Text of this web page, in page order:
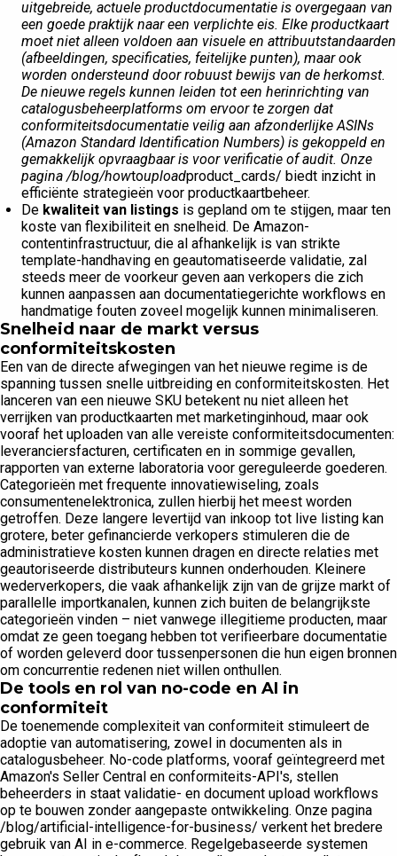
uitgebreide, actuele productdocumentatie is overgegaan van
een goede praktijk naar een verplichte eis. Elke productkaart
moet niet alleen voldoen aan visuele en attribuutstandaarden
(afbeeldingen, specificaties, feitelijke punten), maar ook
worden ondersteund door robuust bewijs van de herkomst.
De nieuwe regels kunnen leiden tot een herinrichting van
catalogusbeheerplatforms om ervoor te zorgen dat
conformiteitsdocumentatie veilig aan afzonderlijke ASINs
(Amazon Standard Identification Numbers) is gekoppeld en
gemakkelijk opvraagbaar is voor verificatie of audit. Onze
pagina /blog/howtouploadproduct_cards/ biedt inzicht in
efficiënte strategieën voor productkaartbeheer.
De kwaliteit van listings is gepland om te stijgen, maar ten
koste van flexibiliteit en snelheid. De Amazon-
contentinfrastructuur, die al afhankelijk is van strikte
template-handhaving en geautomatiseerde validatie, zal
steeds meer de voorkeur geven aan verkopers die zich
kunnen aanpassen aan documentatiegerichte workflows en
handmatige fouten zoveel mogelijk kunnen minimaliseren.
Snelheid naar de markt versus
conformiteitskosten
Een van de directe afwegingen van het nieuwe regime is de
spanning tussen snelle uitbreiding en conformiteitskosten. Het
lanceren van een nieuwe SKU betekent nu niet alleen het
verrijken van productkaarten met marketinginhoud, maar ook
vooraf het uploaden van alle vereiste conformiteitsdocumenten:
leveranciersfacturen, certificaten en in sommige gevallen,
rapporten van externe laboratoria voor gereguleerde goederen.
Categorieën met frequente innovatiewiseling, zoals
consumentenelektronica, zullen hierbij het meest worden
getroffen. Deze langere levertijd van inkoop tot live listing kan
grotere, beter gefinancierde verkopers stimuleren die de
administratieve kosten kunnen dragen en directe relaties met
geautoriseerde distributeurs kunnen onderhouden. Kleinere
wederverkopers, die vaak afhankelijk zijn van de grijze markt of
parallelle importkanalen, kunnen zich buiten de belangrijkste
categorieën vinden – niet vanwege illegitieme producten, maar
omdat ze geen toegang hebben tot verifieerbare documentatie
of worden geleverd door tussenpersonen die hun eigen bronnen
om concurrentie redenen niet willen onthullen.
De tools en rol van no-code en AI in
conformiteit
De toenemende complexiteit van conformiteit stimuleert de
adoptie van automatisering, zowel in documenten als in
catalogusbeheer. No-code platforms, vooraf geïntegreerd met
Amazon's Seller Central en conformiteits-API's, stellen
beheerders in staat validatie- en document upload workflows
op te bouwen zonder aangepaste ontwikkeling. Onze pagina
/blog/artificial-intelligence-for-business/ verkent het bredere
gebruik van AI in e-commerce. Regelgebaseerde systemen